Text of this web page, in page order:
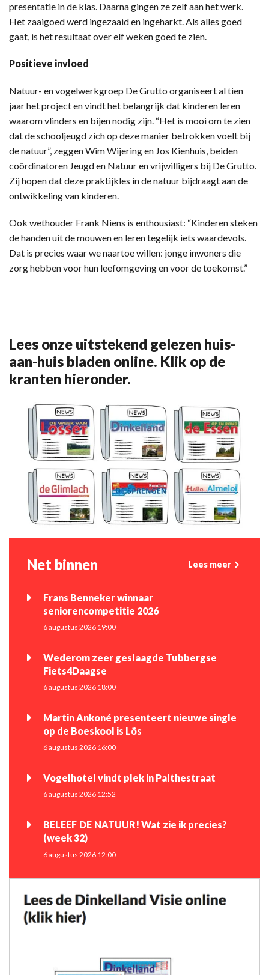
presentatie in de klas. Daarna gingen ze zelf aan het werk.
Het zaaigoed werd ingezaaid en ingeharkt. Als alles goed
gaat, is het resultaat over elf weken goed te zien.
Positieve invloed
Natuur- en vogelwerkgroep De Grutto organiseert al tien
jaar het project en vindt het belangrijk dat kinderen leren
waarom vlinders en bijen nodig zijn. “Het is mooi om te zien
dat de schooljeugd zich op deze manier betrokken voelt bij
de natuur”, zeggen Wim Wijering en Jos Kienhuis, beiden
coördinatoren Jeugd en Natuur en vrijwilligers bij De Grutto.
Zij hopen dat deze praktijkles in de natuur bijdraagt aan de
ontwikkeling van kinderen.
Ook wethouder Frank Niens is enthousiast: “Kinderen steken
de handen uit de mouwen en leren tegelijk iets waardevols.
Dat is precies waar we naartoe willen: jonge inwoners die
zorg hebben voor hun leefomgeving en voor de toekomst.”
Lees onze uitstekend gelezen huis-
aan-huis bladen online. Klik op de
kranten hieronder.
Net binnen Lees meer
Frans Benneker winnaar
seniorencompetitie 2026
6 augustus 2026 19:00
Wederom zeer geslaagde Tubbergse
Fiets4Daagse
6 augustus 2026 18:00
Martin Ankoné presenteert nieuwe single
op de Boeskool is Lös
6 augustus 2026 16:00
Vogelhotel vindt plek in Palthestraat
6 augustus 2026 12:52
BELEEF DE NATUUR! Wat zie ik precies?
(week 32)
6 augustus 2026 12:00